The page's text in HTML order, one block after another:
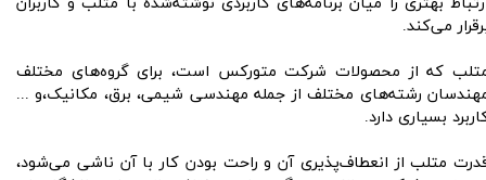
می‌کند.
که از محصولات شرکت متورکس است، برای گروه‌های مختلف
رشته‌های مختلف از جمله مهندسی شیمی، برق، مکانیک،و ...
بسیاری دارد.
متلب از انعطاف‌پذیری آن و راحت بودن کار با آن ناشی می‌شود،